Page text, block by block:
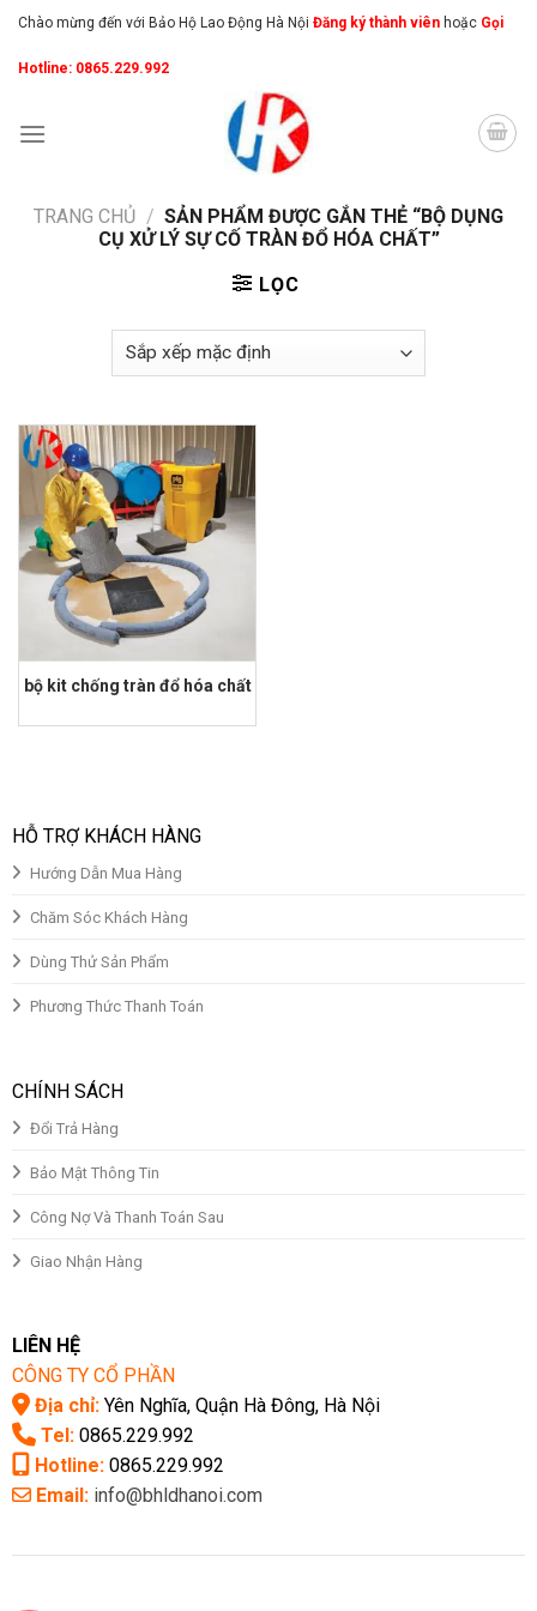
Skip
content
Chào mừng đến với Bảo Hộ Lao Động Hà Nội Đăng ký thành viên hoặc Gọi
Hotline: 0865.229.992
TRANG CHỦ / SẢN PHẨM ĐƯỢC GẮN THẺ “BỘ DỤNG
CỤ XỬ LÝ SỰ CỐ TRÀN ĐỔ HÓA CHẤT”
LỌC
bộ kit chống tràn đổ hóa chất
HỖ TRỢ KHÁCH HÀNG
Hướng Dẫn Mua Hàng
Chăm Sóc Khách Hàng
Dùng Thử Sản Phẩm
Phương Thức Thanh Toán
CHÍNH SÁCH
Đổi Trả Hàng
Bảo Mật Thông Tin
Công Nợ Và Thanh Toán Sau
Giao Nhận Hàng
LIÊN HỆ
CÔNG TY CỔ PHẦN
Địa chỉ:Yên Nghĩa, Quận Hà Đông, Hà Nội
Tel:0865.229.992
Hotline:0865.229.992
Email: info@bhldhanoi.com